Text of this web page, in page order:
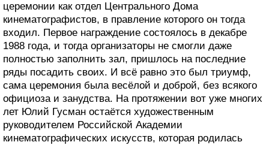
церемонии как отдел Центрального Дома
кинематографистов, в правление которого он тогда
входил. Первое награждение состоялось в декабре
1988 года, и тогда организаторы не смогли даже
полностью заполнить зал, пришлось на последние
ряды посадить своих. И всё равно это был триумф,
сама церемония была весёлой и доброй, без всякого
официоза и занудства. На протяжении вот уже многих
лет Юлий Гусман остаётся художественным
руководителем Российской Академии
кинематографических искусств, которая родилась